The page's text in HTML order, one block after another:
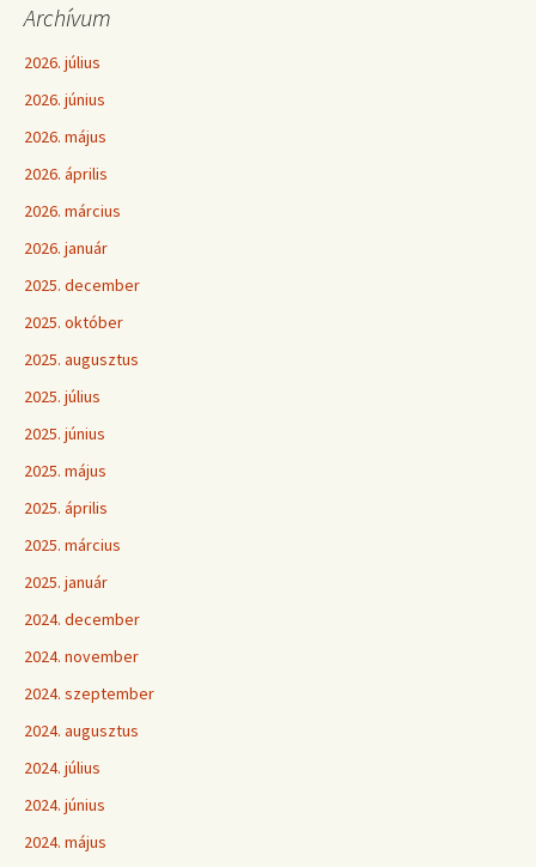
Archívum
2026. július
2026. június
2026. május
2026. április
2026. március
2026. január
2025. december
2025. október
2025. augusztus
2025. július
2025. június
2025. május
2025. április
2025. március
2025. január
2024. december
2024. november
2024. szeptember
2024. augusztus
2024. július
2024. június
2024. május